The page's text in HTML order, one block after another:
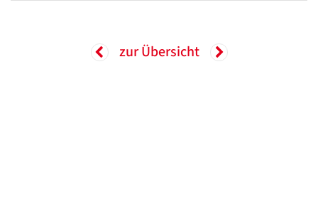
zur Übersicht